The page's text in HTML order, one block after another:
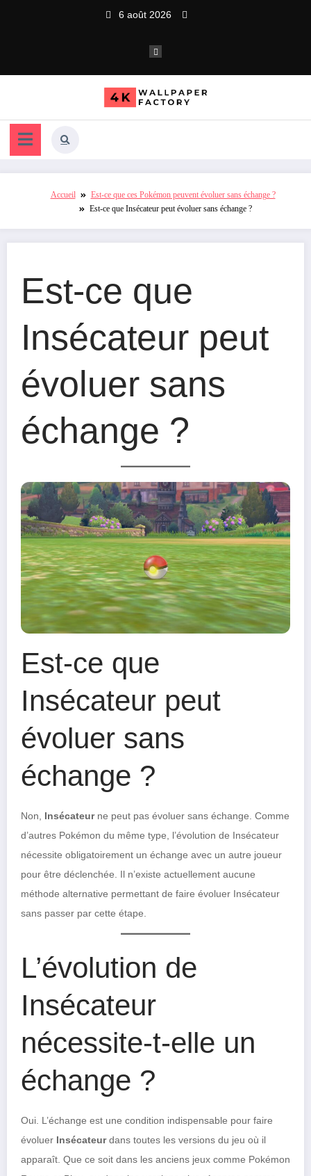
6 août 2026
Accueil
Est-ce que ces Pokémon peuvent évoluer sans échange ?
Est-ce que Insécateur peut évoluer sans échange ?
Est-ce que
Insécateur peut
évoluer sans
échange ?
Est-ce que
Insécateur peut
évoluer sans
échange ?
Non, Insécateurne peut pas évoluer sans échange. Comme
d’autres Pokémon du même type, l’évolution de Insécateur
nécessite obligatoirement un échange avec un autre joueur
pour être déclenchée. Il n’existe actuellement aucune
méthode alternative permettant de faire évoluer Insécateur
sans passer par cette étape.
L’évolution de
Insécateur
nécessite-t-elle un
échange ?
Oui. L’échange est une condition indispensable pour faire
évoluer Insécateurdans toutes les versions du jeu où il
apparaît. Que ce soit dans les anciens jeux comme Pokémon